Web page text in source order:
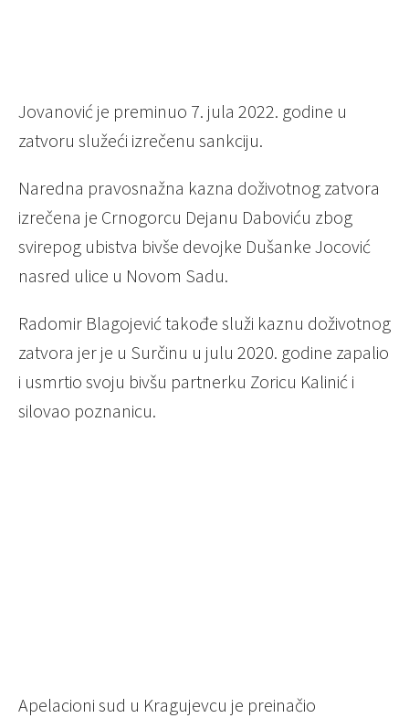
Jovanović je preminuo 7. jula 2022. godine u
zatvoru služeći izrečenu sankciju.
Naredna pravosnažna kazna doživotnog zatvora
izrečena je Crnogorcu Dejanu Daboviću zbog
svirepog ubistva bivše devojke Dušanke Jocović
nasred ulice u Novom Sadu.
Radomir Blagojević takođe služi kaznu doživotnog
zatvora jer je u Surčinu u julu 2020. godine zapalio
i usmrtio svoju bivšu partnerku Zoricu Kalinić i
silovao poznanicu.
Apelacioni sud u Kragujevcu je preinačio